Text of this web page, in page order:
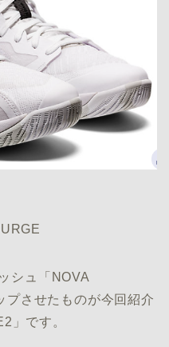
シュ「NOVA
プさせたものが今回紹介
」です。